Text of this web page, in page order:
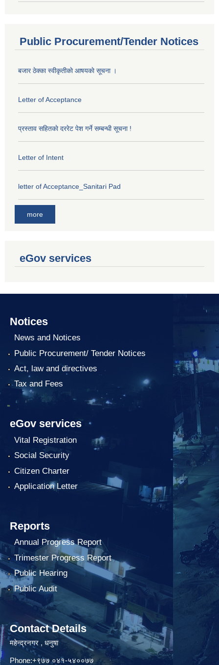
Public Procurement/Tender Notices
बजार ठेक्का स्वीकृतीकाे आषयकाे सूचना ।
Letter of Acceptance
प्रस्ताव सहितकाे दररेट पेश गर्ने सम्बन्धी सूचना !
Letter of Intent
letter of Acceptance_Sanitari Pad
more
eGov services
Notices
News and Notices
Public Procurement/ Tender Notices
Act, law and directives
Tax and Fees
eGov services
Vital Registration
Social Security
Citizen Charter
Application Letter
Reports
Annual Progress Report
Trimester Progress Report
Public Hearing
Public Audit
Contact Details
महेन्द्रनगर , धनुषा
Phone:+९७७ ०४१-५४००७७